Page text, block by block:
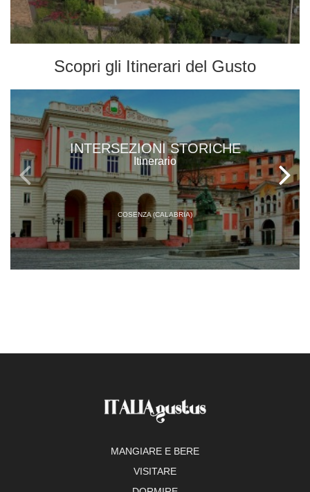
Scopri gli Itinerari del Gusto
INTERSEZIONI STORICHE
Itinerario
COSENZA (CALABRIA)
MANGIARE E BERE
VISITARE